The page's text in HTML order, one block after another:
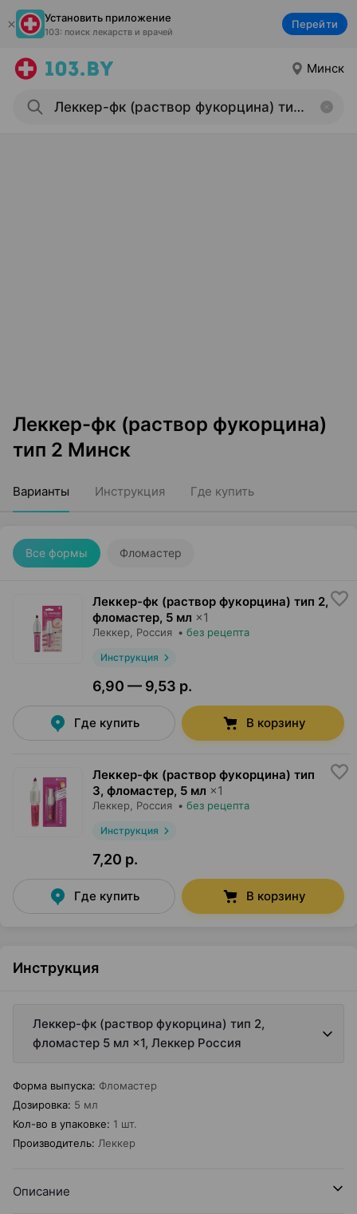
Установить приложение
103: поиск лекарств и врачей
Перейти
Минск
Леккер-фк (раствор фукорцина)
тип 2 Минск
Варианты Инструкция Где купить
Все формы Фломастер
Леккер-фк (раствор фукорцина) тип 2,
фломастер, 5 мл ×1
Леккер , Россия • без рецепта
Инструкция
6,90 — 9,53 р.
Где купить В корзину
Леккер-фк (раствор фукорцина) тип
3, фломастер, 5 мл ×1
Леккер , Россия • без рецепта
Инструкция
7,20 р.
Где купить В корзину
Инструкция
Леккер-фк (раствор фукорцина) тип 2,
фломастер 5 мл ×1, Леккер Россия
Форма выпуска: Фломастер
Дозировка: 5 мл
Кол-во в упаковке: 1 шт.
Производитель: Леккер
Описание